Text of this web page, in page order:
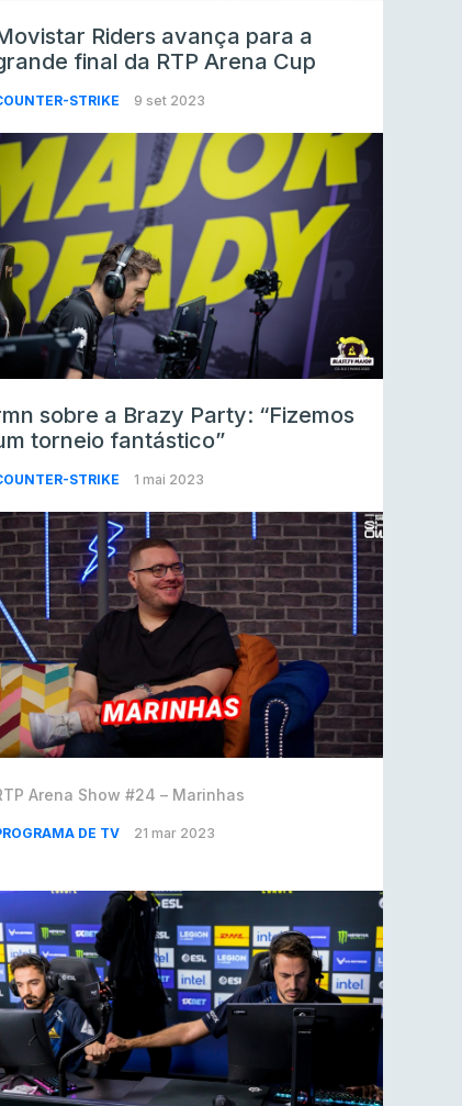
Riders avança para a
final da RTP Arena Cup
STRIKE 9 set 2023
sobre a Brazy Party: “Fizemos
torneio fantástico”
STRIKE 1 mai 2023
Arena Show #24 – Marinhas
DE TV 21 mar 2023